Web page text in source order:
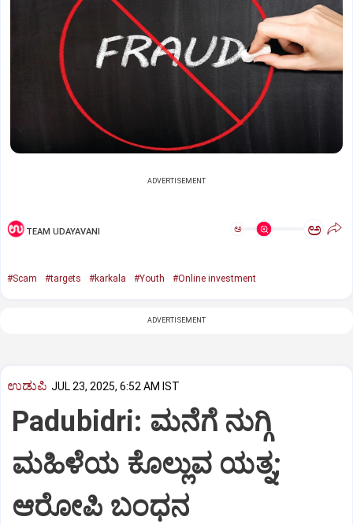
ADVERTISEMENT
TEAM UDAYAVANI ಅ ಅ
#Scam #targets #karkala #Youth #Online investment
ADVERTISEMENT
ಉಡುಪಿ JUL 23, 2025, 6:52 AM IST
Padubidri: ಮನೆಗೆ ನುಗ್ಗಿ
ಮಹಿಳೆಯ ಕೊಲ್ಲುವ ಯತ್ನ;
ಆರೋಪಿ ಬಂಧನ